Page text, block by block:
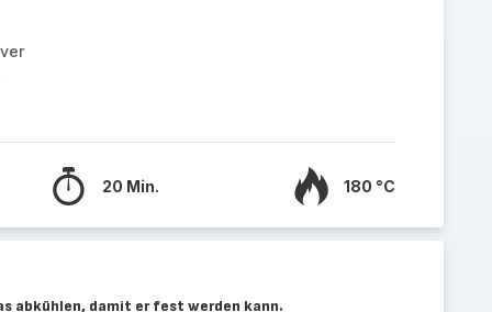
20 Min. 180 °C
abkühlen, damit er fest werden kann.